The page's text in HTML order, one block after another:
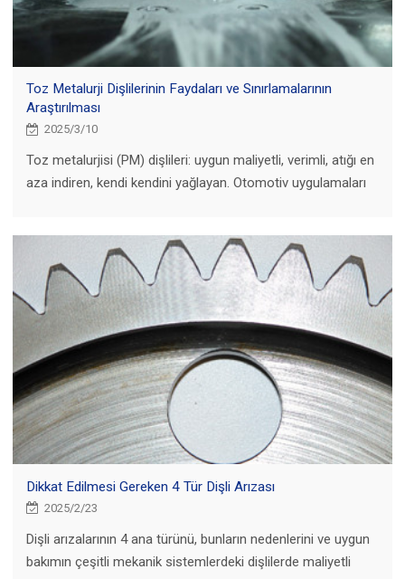
Toz Metalurji Dişlilerinin Faydaları ve Sınırlamalarının
Araştırılması
2025/3/10
Toz metalurjisi (PM) dişlileri: uygun maliyetli, verimli, atığı en
aza indiren, kendi kendini yağlayan. Otomotiv uygulamaları
Dikkat Edilmesi Gereken 4 Tür Dişli Arızası
2025/2/23
Dişli arızalarının 4 ana türünü, bunların nedenlerini ve uygun
bakımın çeşitli mekanik sistemlerdeki dişlilerde maliyetli